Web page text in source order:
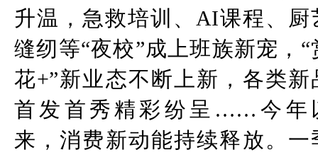
升温，急救培训、 AI课程、厨
缝纫等“夜校”成上班族新宠， “
花+”新业态不断上新，各类新
首发首秀精彩纷呈 …… 今年
来，消费新动能持续释放。一